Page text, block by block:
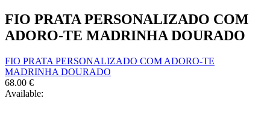
FIO PRATA PERSONALIZADO COM
ADORO-TE MADRINHA DOURADO
FIO PRATA PERSONALIZADO COM ADORO-TE
MADRINHA DOURADO
68.00 €
Available: